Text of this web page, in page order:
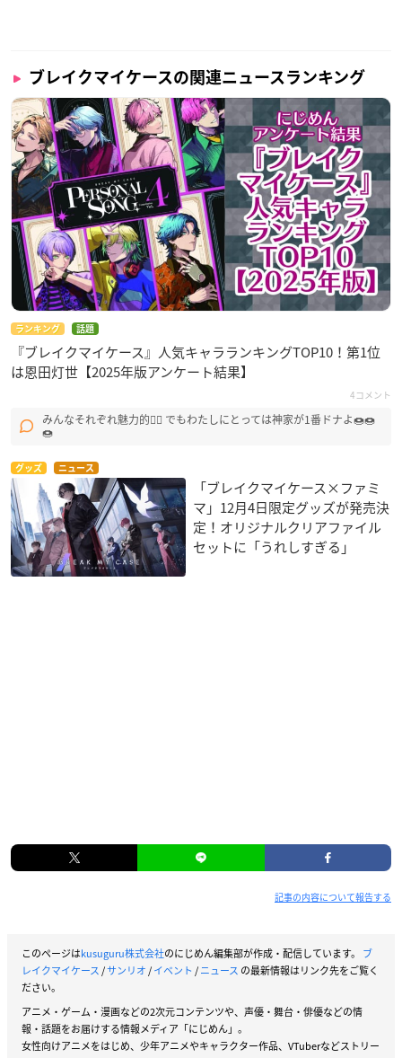
ブレイクマイケースの関連ニュースランキング
ランキング 話題
『ブレイクマイケース』人気キャラランキングTOP10！第1位
は恩田灯世【2025年版アンケート結果】
4コメント
みんなそれぞれ魅力的🙂‍↕ でもわたしにとっては神家が1番ドナよ🍩🍩
🍩
グッズ ニュース
「ブレイクマイケース×ファミ
マ」12月4日限定グッズが発売決
定！オリジナルクリアファイル
セットに「うれしすぎる」
記事の内容について報告する
このページはkusuguru株式会社のにじめん編集部が作成・配信しています。 ブ
レイクマイケース/サンリオ/イベント /ニュース の最新情報はリンク先をご覧く
ださい。
アニメ・ゲーム・漫画などの2次元コンテンツや、声優・舞台・俳優などの情
報・話題をお届けする情報メディア「にじめん」。
女性向けアニメをはじめ、少年アニメやキャラクター作品、VTuberなどストリー